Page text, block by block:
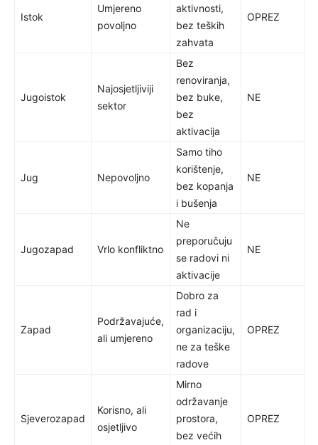
Istok
Umjereno
povoljno
aktivnosti,
bez teških
zahvata
OPREZ
Jugoistok
Najosjetljiviji
sektor
Bez
renoviranja,
bez buke,
bez
aktivacija
NE
Jug Nepovoljno
Samo tiho
korištenje,
bez kopanja
i bušenja
NE
Jugozapad Vrlo konfliktno
Ne
preporučuju
se radovi ni
aktivacije
NE
Zapad
Podržavajuće,
ali umjereno
Dobro za
rad i
organizaciju,
ne za teške
radove
OPREZ
Sjeverozapad
Korisno, ali
osjetljivo
Mirno
održavanje
prostora,
bez većih
OPREZ